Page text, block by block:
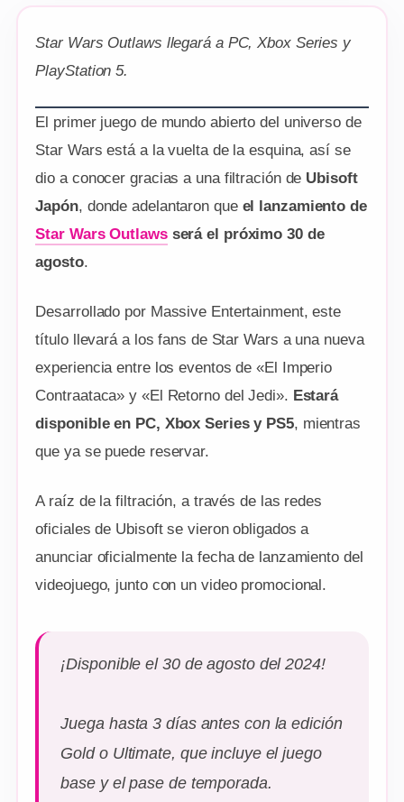
Star Wars Outlaws llegará a PC, Xbox Series y
PlayStation 5.
El primer juego de mundo abierto del universo de
Star Wars está a la vuelta de la esquina, así se
dio a conocer gracias a una filtración de Ubisoft
Japón, donde adelantaron que el lanzamiento de
Star Wars Outlawsserá el próximo 30 de
agosto.
Desarrollado por Massive Entertainment, este
título llevará a los fans de Star Wars a una nueva
experiencia entre los eventos de «El Imperio
Contraataca» y «El Retorno del Jedi». Estará
disponible en PC, Xbox Series y PS5, mientras
que ya se puede reservar.
A raíz de la filtración, a través de las redes
oficiales de Ubisoft se vieron obligados a
anunciar oficialmente la fecha de lanzamiento del
videojuego, junto con un video promocional.
¡Disponible el 30 de agosto del 2024!
Juega hasta 3 días antes con la edición
Gold o Ultimate, que incluye el juego
base y el pase de temporada.